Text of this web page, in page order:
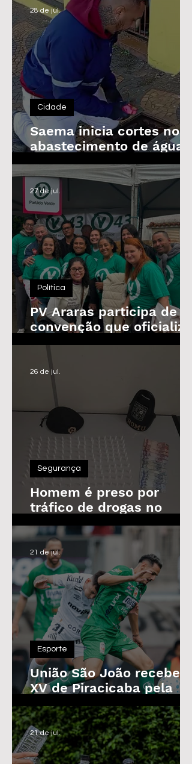
Saema inicia cortes no
abastecimento de água
de imóveis inadimplentes
a partir de 3 de agosto
Cidade
28 de jul.
PV Araras participa de
convenção que oficializa
candidaturas da
Política
27 de jul.
Homem é preso por
tráfico de drogas no
Parque das Árvores, em
Araras
Segurança
26 de jul.
União São João recebe o
XV de Piracicaba pela
Copa Paulista nesta
quarta-feira
Esporte
21 de jul.
21 de jul.